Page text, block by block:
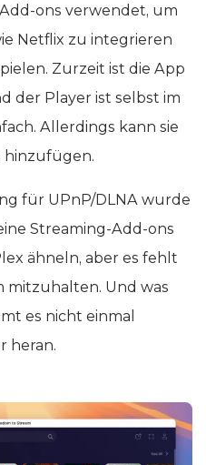
ons verwendet, um
Netflix zu integrieren
Zurzeit ist die App
der Player ist selbst im
Allerdings kann sie
für UPnP/DLNA wurde
Streaming-Add-ons
ähneln, aber es fehlt
mitzuhalten. Und was
es nicht einmal
heran.